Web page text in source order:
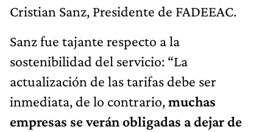
Cristian Sanz, Presidente de FADEEAC.
Sanz fue tajante respecto a la
sostenibilidad del servicio: “La
actualización de las tarifas debe ser
inmediata, de lo contrario,muchas
empresas se verán obligadas a dejar de